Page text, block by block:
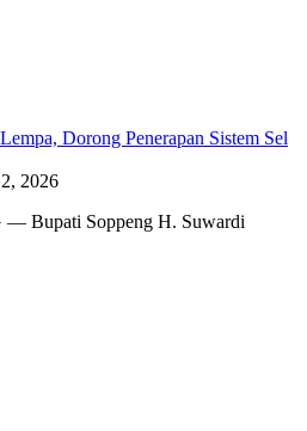
Dorong Penerapan Sistem Sel
2026
Bupati Soppeng H. Suwardi